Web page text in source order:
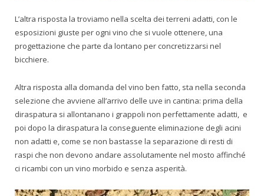
L’altra risposta la troviamo nella scelta dei terreni adatti, con le
esposizioni giuste per ogni vino che si vuole ottenere, una
progettazione che parte da lontano per concretizzarsi nel
bicchiere.
Altra risposta alla domanda del vino ben fatto, sta nella seconda
selezione che avviene all’arrivo delle uve in cantina: prima della
diraspatura si allontanano i grappoli non perfettamente adatti, e
poi dopo la diraspatura la conseguente eliminazione degli acini
non adatti e, come se non bastasse la separazione di resti di
raspi che non devono andare assolutamente nel mosto affinché
ci ricambi con un vino morbido e senza asperità.